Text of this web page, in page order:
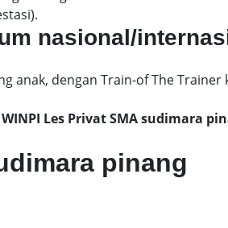
nasional/
anak, dengan Train-of The
Les Privat SMA sudimara
pinang